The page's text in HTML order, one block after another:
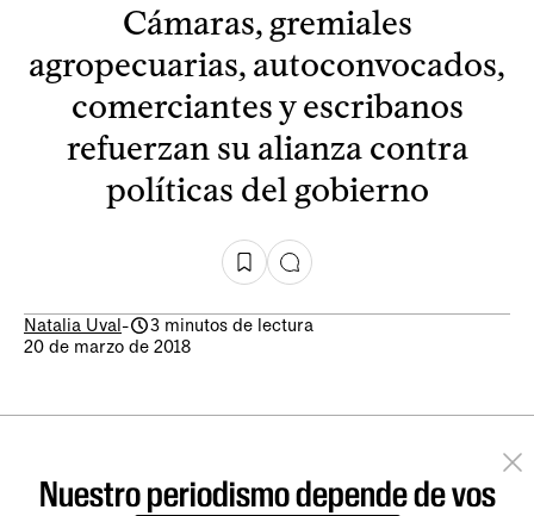
Cámaras, gremiales
agropecuarias, autoconvocados,
comerciantes y escribanos
refuerzan su alianza contra
políticas del gobierno
Natalia Uval-
3 minutos de lectura
20 de marzo de 2018
Nuestro periodismo depende de vos